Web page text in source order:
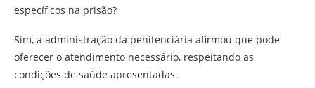
específicos na prisão?
Sim, a administração da penitenciária afirmou que pode
oferecer o atendimento necessário, respeitando as
condições de saúde apresentadas.